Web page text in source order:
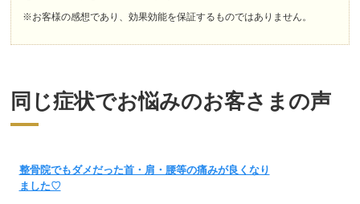
※お客様の感想であり、効果効能を保証するものではありません。
同じ症状でお悩みのお客さまの声
整骨院でもダメだった首・肩・腰等の痛みが良くなり
ました♡